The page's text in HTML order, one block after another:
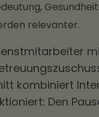
relevanter.
kombiniert
Den